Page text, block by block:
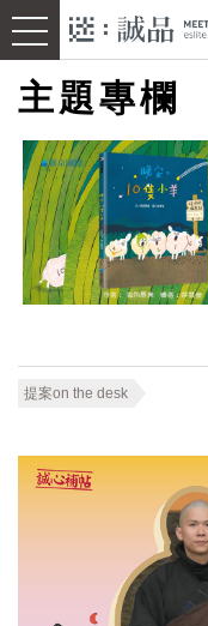
主題專欄
提案on the desk